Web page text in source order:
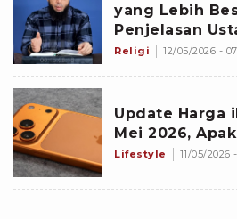
yang Lebih
Penjelasan
Basalamah
Religi 12/05/2026 -
Update Harga
Mei 2026,
Lifestyle 11/05/2026